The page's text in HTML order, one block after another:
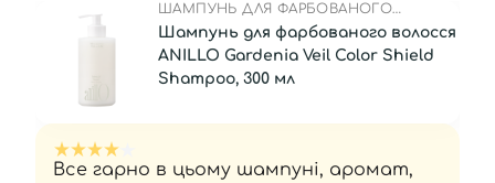
ШАМПУНЬ ДЛЯ ФАРБОВАНОГО
ВОЛОССЯ
Шампунь для фарбованого волосся
ANILLO Gardenia Veil Color Shield
Shampoo, 300 мл
Все гарно в цьому шампуні, аромат,